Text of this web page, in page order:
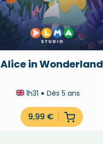
Alice in Wonderland
1h31 Dès 5 ans
9,99 €